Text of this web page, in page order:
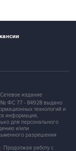
издание
№ ФС 77 - 84928 выдано
технологий и
информация,
для персонального
и/или
разрешения
Продолжая работу с